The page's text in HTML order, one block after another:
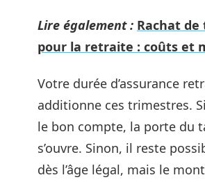
Lire également : Rachat
pour la retraite : coûts et
Votre durée d’assurance
additionne ces trimestres.
le bon compte, la porte du
s’ouvre. Sinon, il reste
dès l’âge légal, mais le